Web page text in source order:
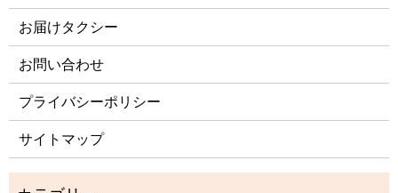
お届けタクシー
お問い合わせ
プライバシーポリシー
サイトマップ